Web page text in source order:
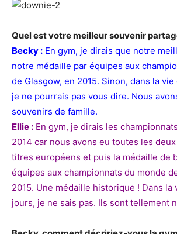
Quel est votre meilleur souvenir
Becky : En gym, je dirais que notre
notre médaille par équipes aux
de Glasgow, en 2015. Sinon, dans la
je ne pourrais pas vous dire. Nous
souvenirs de famille.
Ellie : En gym, je dirais les
2014 car nous avons eu toutes les
titres européens et puis la médaille de
équipes aux championnats du monde
2015. Une médaille historique ! Dans la
jours, je ne sais pas. Ils sont tellement